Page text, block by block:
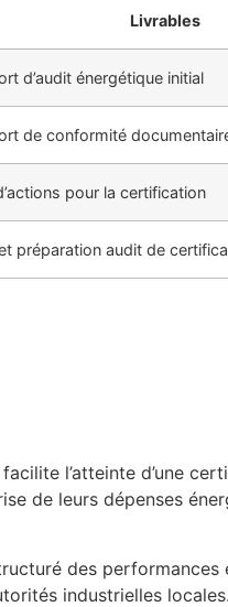
Livrables
d’audit énergétique initial
de conformité
pour la certification
préparation audit de
l’atteinte d’une
de leurs dépenses
des performances
industrielles locales.